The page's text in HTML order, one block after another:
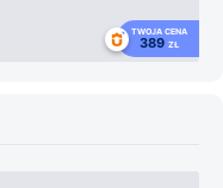
TWOJA CENA
389 ZŁ